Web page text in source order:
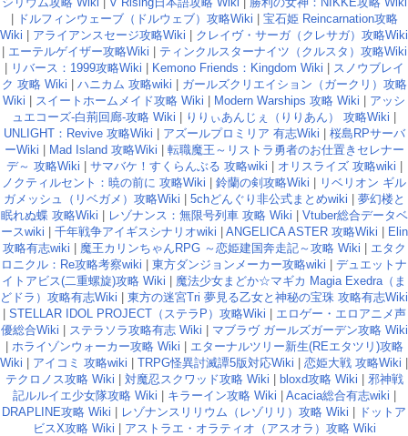
| ドルフィンウェーブ（ドルウェブ）攻略Wiki | 宝石姫 Reincarnation攻略
Wiki | アライアンスセージ攻略Wiki | クレイヴ・サーガ（クレサガ）攻略Wiki
| エーテルゲイザー攻略Wiki | ティンクルスターナイツ（クルスタ）攻略Wiki
| リバース：1999攻略Wiki | Kemono Friends：Kingdom Wiki | スノウブレイ
ク 攻略 Wiki | ハニカム 攻略wiki | ガールズクリエイション（ガークリ）攻略
Wiki | スイートホームメイド攻略 Wiki | Modern Warships 攻略 Wiki | アッシ
ュエコーズ-白荊回廊-攻略 Wiki | りりぃあんじぇ（りりあん） 攻略Wiki |
UNLIGHT：Revive 攻略Wiki | アズールプロミリア 有志Wiki | 桜島RPサーバ
ーWiki | Mad Island 攻略Wiki | 転職魔王～リストラ勇者のお仕置きセレナー
デ～ 攻略Wiki | サマバケ！すくらんぶる 攻略wiki | オリスライズ 攻略wiki |
ノクティルセント：暁の前に 攻略Wiki | 鈴蘭の剣攻略Wiki | リベリオン ギル
ガメッシュ（リベガメ）攻略Wiki | 5chどんぐり非公式まとめwiki | 夢幻楼と
眠れぬ蝶 攻略Wiki | レゾナンス：無限号列車 攻略 Wiki | Vtuber総合データベ
ースwiki | 千年戦争アイギスシナリオwiki | ANGELICA ASTER 攻略Wiki | Elin
攻略有志wiki | 魔王カリンちゃんRPG ～恋姫建国奔走記～攻略 Wiki | エタク
ロニクル：Re攻略考察wiki | 東方ダンジョンメーカー攻略wiki | デュエットナ
イトアビス(二重螺旋)攻略 Wiki | 魔法少女まどか☆マギカ Magia Exedra（ま
どドラ）攻略有志Wiki | 東方の迷宮Tri 夢見る乙女と神秘の宝珠 攻略有志Wiki
| STELLAR IDOL PROJECT（ステラP）攻略Wiki | エロゲー・エロアニメ声
優総合Wiki | ステラソラ攻略有志 Wiki | マブラヴ ガールズガーデン攻略 Wiki
| ホライゾンウォーカー攻略 Wiki | エターナルツリー新生(REエタツリ)攻略
Wiki | アイコミ 攻略wiki | TRPG怪異討滅譚5版対応Wiki | 恋姫大戦 攻略Wiki |
テクロノス攻略 Wiki | 対魔忍スクワッド攻略 Wiki | bloxd攻略 Wiki | 邪神戦
記ルルイエ少女隊攻略 Wiki | キラーイン攻略 Wiki | Acacia総合有志wiki |
DRAPLINE攻略 Wiki | レゾナンスリリウム（レゾリリ）攻略 Wiki | ドットア
ビスX攻略 Wiki | アストラエ・オラティオ（アスオラ）攻略 Wiki